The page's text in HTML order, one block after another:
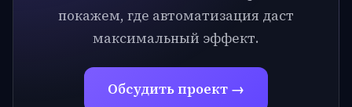
покажем, где автоматизация даст
максимальный эффект.
Обсудить проект →